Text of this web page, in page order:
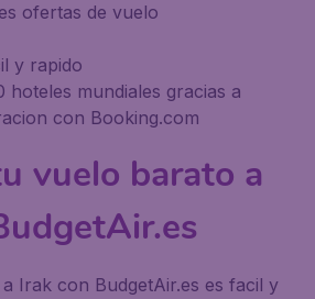
ofertas de vuelo
y rapido
hoteles mundiales gracias a
con Booking.com
vuelo barato a
Irak con BudgetAir.es es facil y